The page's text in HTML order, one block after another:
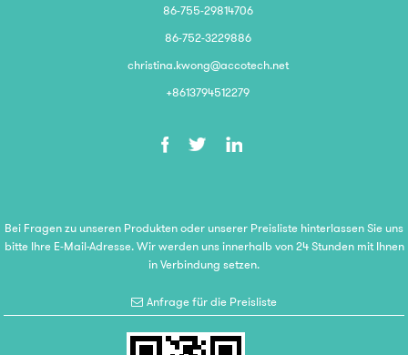
86-755-29814706
86-752-3229886
christina.kwong@accotech.net
+8613794512279
Bei Fragen zu unseren Produkten oder unserer Preisliste hinterlassen Sie uns
bitte Ihre E-Mail-Adresse. Wir werden uns innerhalb von 24 Stunden mit Ihnen
in Verbindung setzen.
Anfrage für die Preisliste